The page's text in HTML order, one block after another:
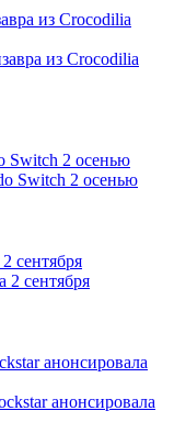
из Crocodilia
из Crocodilia
Switch 2 осенью
Switch 2 осенью
сентября
2 сентября
анонсировала
анонсировала